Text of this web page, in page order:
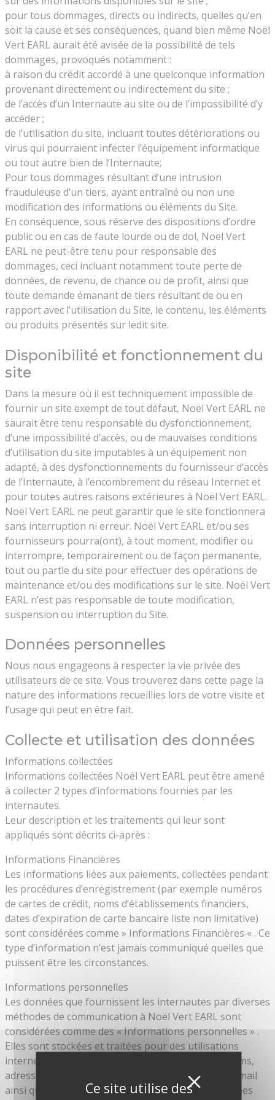
Ce site utilise desX
pour tous dommages, directs ou indirects, quelles qu’en
soit la cause et ses conséquences, quand bien même Noël
Vert EARL aurait été avisée de la possibilité de tels
dommages, provoqués notamment :
à raison du crédit accordé à une quelconque information
provenant directement ou indirectement du site ;
de l’accès d’un Internaute au site ou de l’impossibilité d’y
accéder ;
de l’utilisation du site, incluant toutes détériorations ou
virus qui pourraient infecter l’équipement informatique
ou tout autre bien de l’Internaute;
Pour tous dommages résultant d’une intrusion
frauduleuse d’un tiers, ayant entraîné ou non une
modification des informations ou éléments du Site.
En conséquence, sous réserve des dispositions d’ordre
public ou en cas de faute lourde ou de dol, Noël Vert
EARL ne peut-être tenu pour responsable des
dommages, ceci incluant notamment toute perte de
données, de revenu, de chance ou de profit, ainsi que
toute demande émanant de tiers résultant de ou en
rapport avec l’utilisation du Site, le contenu, les éléments
ou produits présentés sur ledit site.
Disponibilité et fonctionnement du
site
Dans la mesure où il est techniquement impossible de
fournir un site exempt de tout défaut, Noël Vert EARL ne
saurait être tenu responsable du dysfonctionnement,
d’une impossibilité d’accès, ou de mauvaises conditions
d’utilisation du site imputables à un équipement non
adapté, à des dysfonctionnements du fournisseur d’accès
de l’Internaute, à l’encombrement du réseau Internet et
pour toutes autres raisons extérieures à Noël Vert EARL.
Noël Vert EARL ne peut garantir que le site fonctionnera
sans interruption ni erreur. Noël Vert EARL et/ou ses
fournisseurs pourra(ont), à tout moment, modifier ou
interrompre, temporairement ou de façon permanente,
tout ou partie du site pour effectuer des opérations de
maintenance et/ou des modifications sur le site. Noël Vert
EARL n’est pas responsable de toute modification,
suspension ou interruption du Site.
Données personnelles
Nous nous engageons à respecter la vie privée des
utilisateurs de ce site. Vous trouverez dans cette page la
nature des informations recueillies lors de votre visite et
l’usage qui peut en être fait.
Collecte et utilisation des données
Informations collectées
Informations collectées Noël Vert EARL peut être amené
à collecter 2 types d’informations fournies par les
internautes.
Leur description et les traitements qui leur sont
appliqués sont décrits ci-après :
Informations Financières
Les informations liées aux paiements, collectées pendant
les procédures d’enregistrement (par exemple numéros
de cartes de crédit, noms d’établissements financiers,
dates d’expiration de carte bancaire liste non limitative)
sont considérées comme » Informations Financières « . Ce
type d’information n’est jamais communiqué quelles que
puissent être les circonstances.
Informations personnelles
Les données que fournissent les internautes par diverses
méthodes de communication à Noël Vert EARL sont
considérées comme des « Informations personnelles » .
Elles sont stockées et traitées pour des utilisations
internes. Les données personnelles incluent les noms,
adresses, numéros de téléphone et fax, adresses email
ainsi que les réponses à des formulaires. Les données